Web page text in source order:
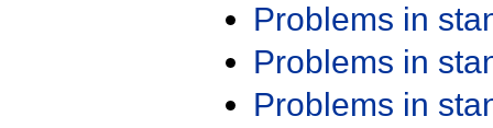
Problems in
Problems in
Problems in